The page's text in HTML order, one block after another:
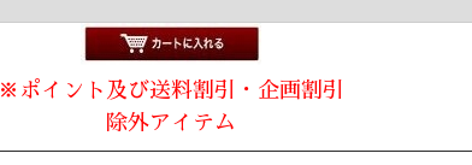
※ポイント及び送料割引・企画割引
除外アイテム